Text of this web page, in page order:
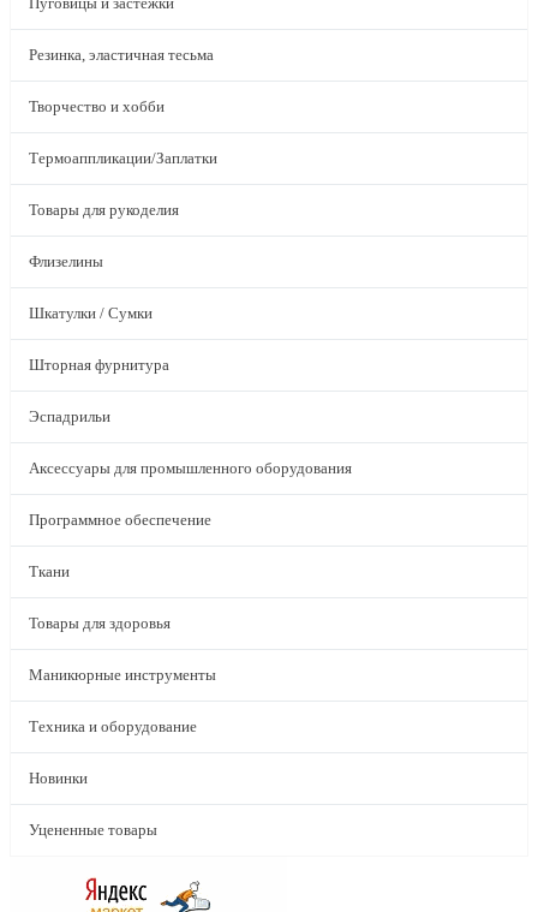
Резинка, эластичная тесьма
Творчество и хобби
Термоаппликации/Заплатки
Товары для рукоделия
Флизелины
Шкатулки / Сумки
Шторная фурнитура
Эспадрильи
Аксессуары для промышленного оборудования
Программное обеспечение
Ткани
Товары для здоровья
Маникюрные инструменты
Техника и оборудование
Новинки
Уцененные товары